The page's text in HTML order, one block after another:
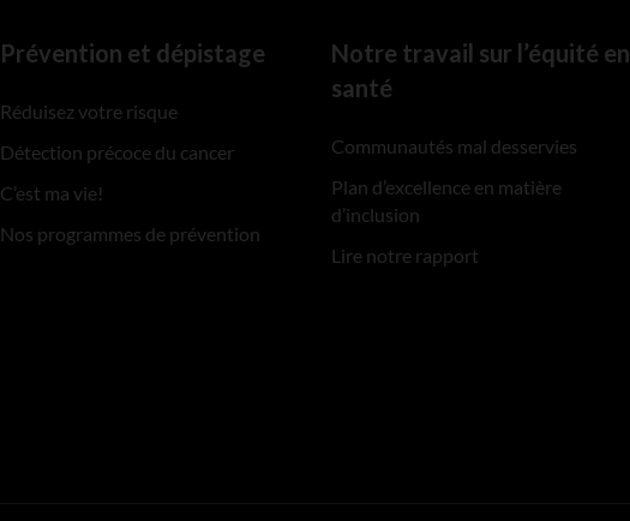
Prévention et dépistage
Réduisez votre risque
Détection précoce du cancer
C’est ma vie!
Nos programmes de prévention
Notre travail sur l’équité en
santé
Communautés mal desservies
Plan d’excellence en matière
d’inclusion
Lire notre rapport